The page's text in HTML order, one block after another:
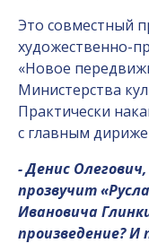
Это совместный
художественно-
«Новое
Министерства
Практически
с главным
- Денис
прозвучит
Ивановича
произведение? И